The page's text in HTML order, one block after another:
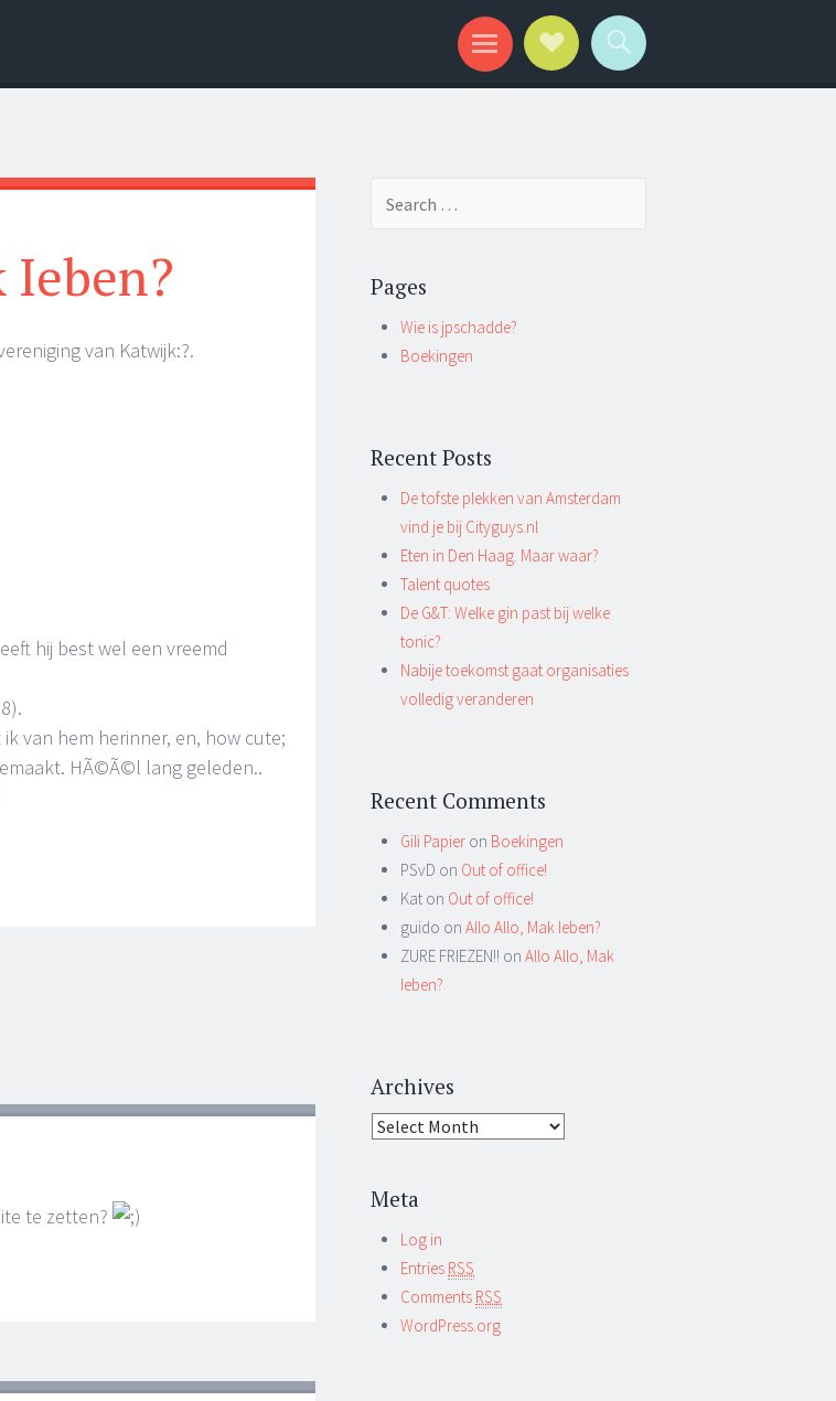
van Katwijk:?.
hij best wel een vreemd
van hem herinner, en, how cute;
HÃ©Ã©l lang geleden..
te zetten?
Pages
Wie is jpschadde?
Boekingen
Recent Posts
De tofste plekken van Amsterdam
vind je bij Cityguys.nl
Eten in Den Haag. Maar waar?
Talent quotes
De G&T: Welke gin past bij welke
tonic?
Nabije toekomst gaat organisaties
volledig veranderen
Recent Comments
Gili Papier on Boekingen
PSvD on Out of office!
Kat on Out of office!
guido on Allo Allo, Mak Ieben?
ZURE FRIEZEN!! on Allo Allo, Mak
Ieben?
Archives
Meta
Log in
Entries RSS
Comments RSS
WordPress.org